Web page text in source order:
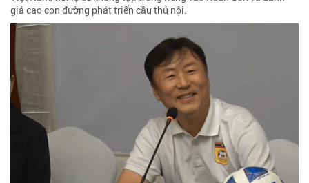
giá cao con đường phát triển cầu thủ nội.